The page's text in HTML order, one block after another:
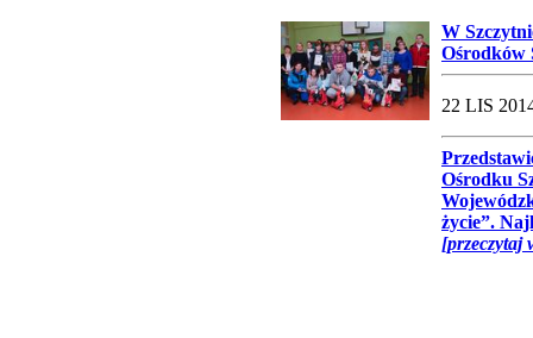
W
Ośrodków
22 LIS
Ośrodku
życie”.
[przeczytaj